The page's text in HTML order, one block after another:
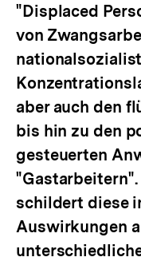
"Displaced
von
aber auch den
bis hin zu den
gesteuerten
schildert diese
Auswirkungen